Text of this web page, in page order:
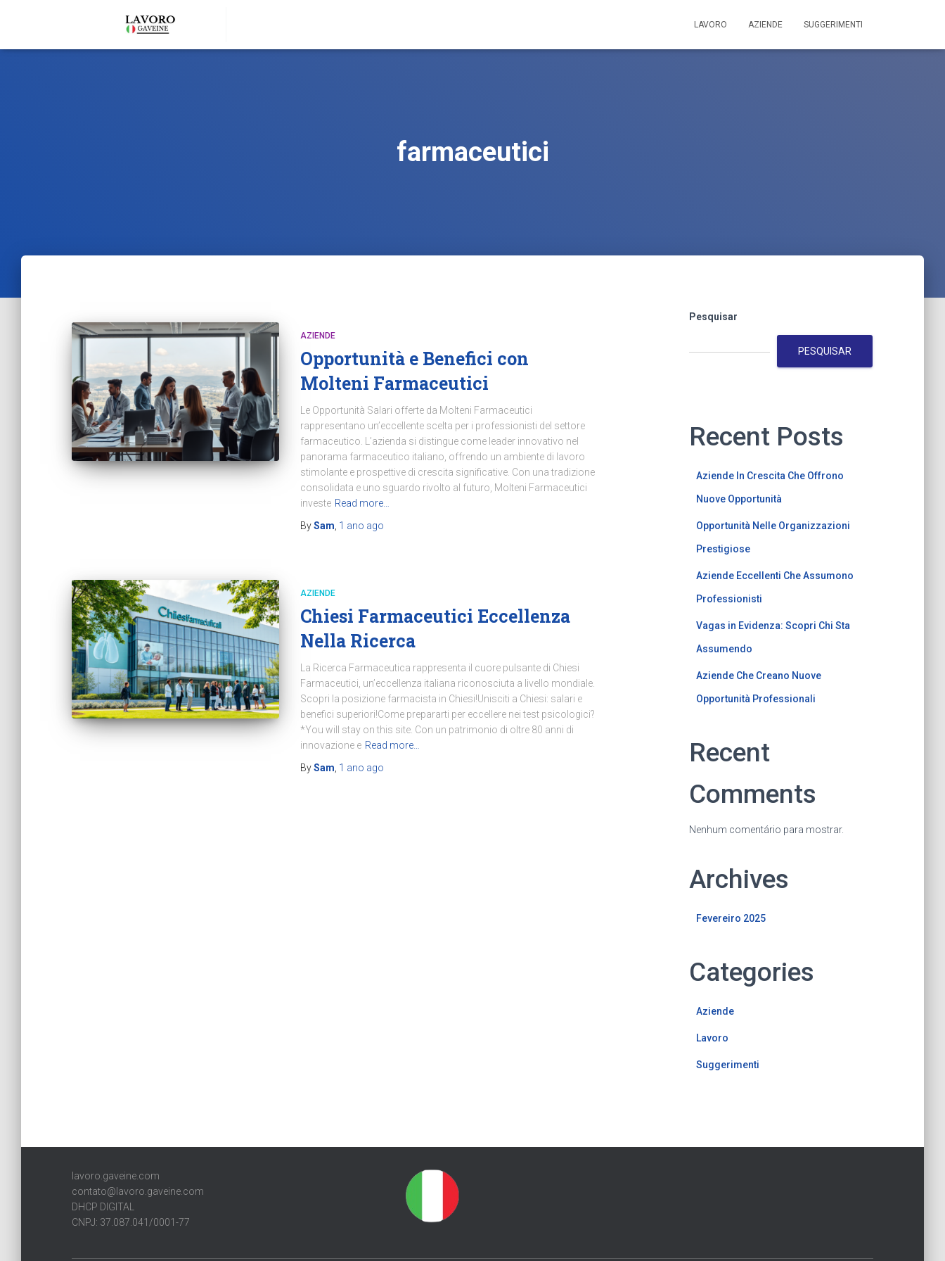
LAVORO AZIENDE SUGGERIMENTI
farmaceutici
AZIENDE
Opportunità e Benefici con
Molteni Farmaceutici
Le Opportunità Salari offerte da Molteni Farmaceutici
rappresentano un’eccellente scelta per i professionisti del settore
farmaceutico. L’azienda si distingue come leader innovativo nel
panorama farmaceutico italiano, offrendo un ambiente di lavoro
stimolante e prospettive di crescita significative. Con una tradizione
consolidata e uno sguardo rivolto al futuro, Molteni Farmaceutici
investe Read more…
BySam 1 ano ago
AZIENDE
Chiesi Farmaceutici Eccellenza
Nella Ricerca
La Ricerca Farmaceutica rappresenta il cuore pulsante di Chiesi
Farmaceutici, un’eccellenza italiana riconosciuta a livello mondiale.
Scopri la posizione farmacista in Chiesi!Unisciti a Chiesi: salari e
benefici superiori!Come prepararti per eccellere nei test psicologici?
*You will stay on this site. Con un patrimonio di oltre 80 anni di
innovazione e Read more…
BySam 1 ano ago
Pesquisar
PESQUISAR
Recent Posts
Aziende In Crescita Che Offrono
Nuove Opportunità
Opportunità Nelle Organizzazioni
Prestigiose
Aziende Eccellenti Che Assumono
Professionisti
Vagas in Evidenza: Scopri Chi Sta
Assumendo
Aziende Che Creano Nuove
Opportunità Professionali
Recent
Comments
Nenhum comentário para mostrar.
Archives
Fevereiro 2025
Categories
Aziende
Lavoro
Suggerimenti
lavoro.gaveine.com
contato@lavoro.gaveine.com
DHCP DIGITAL
CNPJ: 37.087.041/0001-77